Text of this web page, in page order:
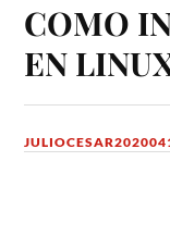
COMO
EN